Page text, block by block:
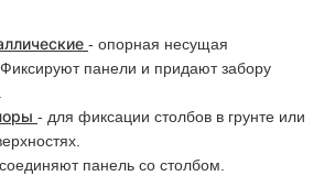
- опорная несущая
Фиксируют панели и придают забору
- для фиксации столбов в грунте или
панель со столбом.